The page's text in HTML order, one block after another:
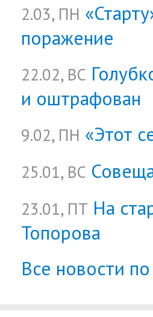
2.03, ПН
поражение
22.02, ВС
и оштрафован
9.02, ПН «Этот
25.01, ВС
23.01, ПТ На
Топорова
Все новости по